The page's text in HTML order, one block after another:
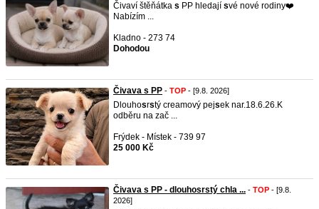
Čivaví štěňátka s PP hledají své nové rodiny❤️
Nabízím ...
Kladno - 273 74
Dohodou
Čivava s PP - TOP - [9.8. 2026]
Dlouhosrstý creamový pejsek nar.18.6.26.K
odběru na zač ...
Frýdek - Místek - 739 97
25 000 Kč
Čivava s PP - dlouhosrstý chla ... - TOP - [9.8.
2026]